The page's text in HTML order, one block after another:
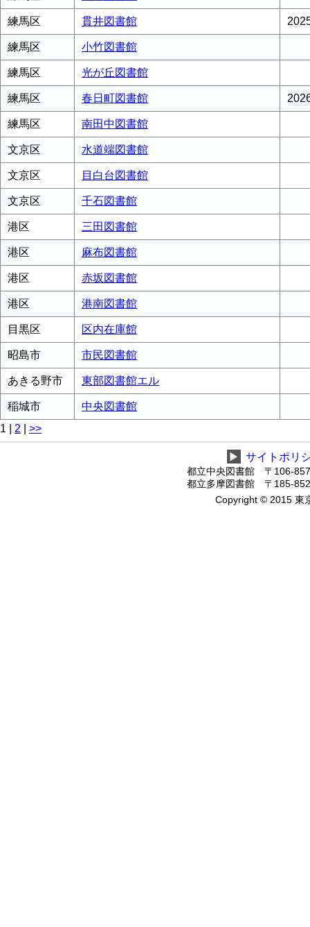
練馬区 貫井図書館
練馬区 小竹図書館
練馬区 光が丘図書館
練馬区 春日町図書館
練馬区 南田中図書館
文京区 水道端図書館
文京区 目白台図書館
文京区 千石図書館
港区 三田図書館
港区 麻布図書館
港区 赤坂図書館
港区 港南図書館
目黒区 区内在庫館
昭島市 市民図書館
あきる野市 東部図書館エル
稲城市
中央図書館
1
2 >>
▶ サイトポリ
都立中央図書館 〒106-
都立多摩図書館 〒185-
Copyright © 2015 東